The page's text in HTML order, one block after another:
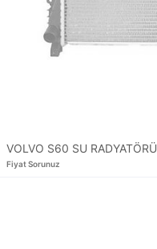
VOLVO S60 SU RADYATÖRÜ
Fiyat Sorunuz